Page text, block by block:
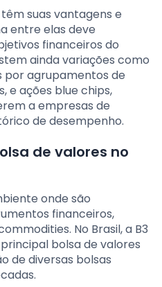
suas vantagens e
entre elas deve
financeiros do
ainda variações como
por agrupamentos de
e ações blue chips,
a empresas de
de desempenho.
de valores no
onde são
financeiros,
No Brasil, a B3
bolsa de valores
de diversas bolsas